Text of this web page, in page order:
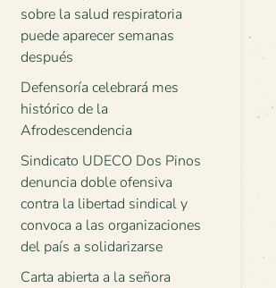
sobre la salud respiratoria
puede aparecer semanas
después
Defensoría celebrará mes
histórico de la
Afrodescendencia
Sindicato UDECO Dos Pinos
denuncia doble ofensiva
contra la libertad sindical y
convoca a las organizaciones
del país a solidarizarse
Carta abierta a la señora